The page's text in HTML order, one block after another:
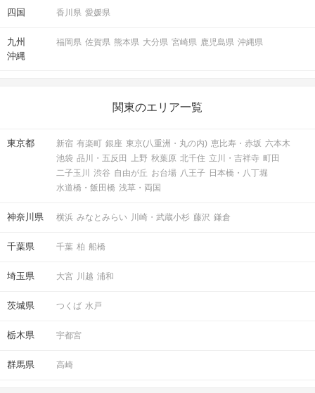
四国 香川県 愛媛県
九州
沖縄
福岡県 佐賀県 熊本県 大分県 宮崎県 鹿児島県 沖縄県
関東のエリア一覧
東京都 新宿 有楽町 銀座 東京(八重洲・丸の内) 恵比寿・赤坂 六本木
池袋 品川・五反田 上野 秋葉原 北千住 立川・吉祥寺 町田
二子玉川
渋谷 自由が丘 お台場 八王子 日本橋・八丁堀
水道橋・飯田橋 浅草・両国
神奈川県 横浜 みなとみらい 川崎・武蔵小杉 藤沢 鎌倉
千葉県 千葉 柏 船橋
埼玉県 大宮 川越 浦和
茨城県 つくば 水戸
栃木県 宇都宮
群馬県 高崎